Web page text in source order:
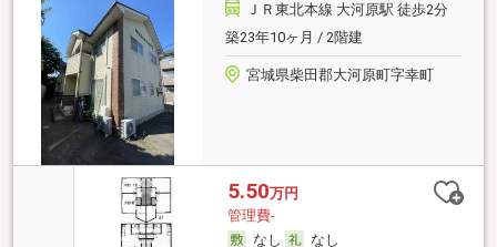
ＪＲ東北本線 大河原駅 徒歩2分
築23年10ヶ月 / 2階建
宮城県柴田郡大河原町字幸町
5.50万円
管理費-
なし
なし